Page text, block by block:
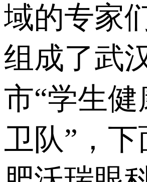
域的专家
组成了武
市“学生健
卫队”，下